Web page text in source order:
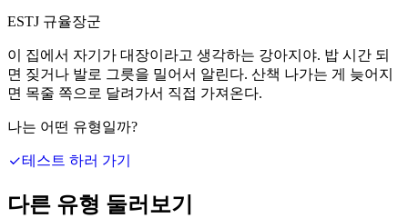
ESTJ 규율장군
이 집에서 자기가 대장이라고 생각하는 강아지야. 밥 시간 되
면 짖거나 발로 그릇을 밀어서 알린다. 산책 나가는 게 늦어지
면 목줄 쪽으로 달려가서 직접 가져온다.
나는 어떤 유형일까?
테스트 하러 가기
다른 유형 둘러보기